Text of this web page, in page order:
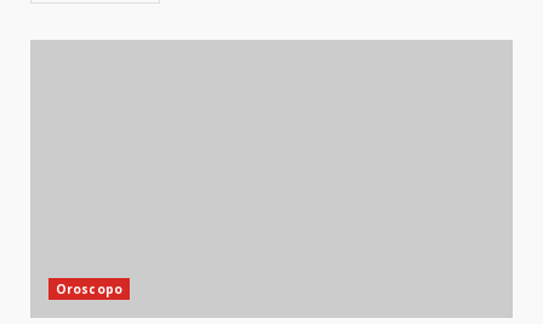
Oroscopo